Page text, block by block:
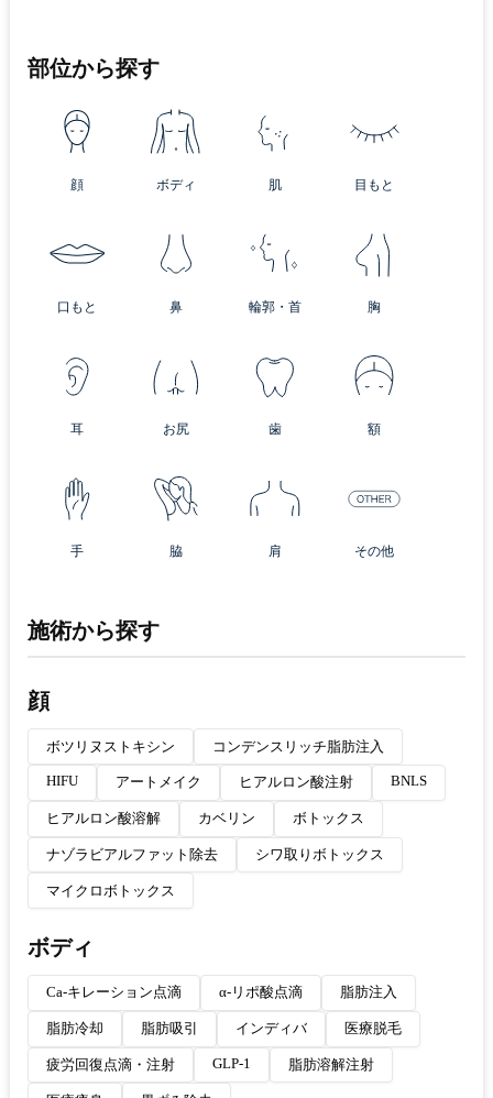
部位から探す
顔 ボディ 肌 目もと
口もと 鼻 輪郭・首 胸
耳 お尻 歯 額
手 脇 肩 その他
施術から探す
顔
ボツリヌストキシン コンデンスリッチ脂肪注入
HIFU アートメイク ヒアルロン酸注射 BNLS
ヒアルロン酸溶解 カベリン ボトックス
ナゾラビアルファット除去 シワ取りボトックス
マイクロボトックス
ボディ
Ca-キレーション点滴 α-リポ酸点滴 脂肪注入
脂肪冷却 脂肪吸引 インディバ 医療脱毛
疲労回復点滴・注射 GLP-1 脂肪溶解注射